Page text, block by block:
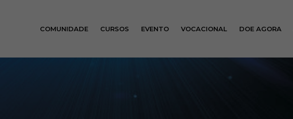
COMUNIDADE CURSOS EVENTO VOCACIONAL DOE AGORA